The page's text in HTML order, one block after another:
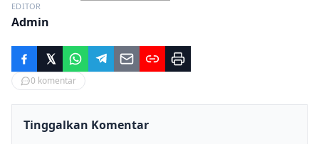
EDITOR
Admin
0 komentar
Tinggalkan Komentar